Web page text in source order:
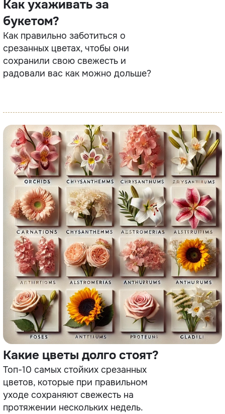
Как ухаживать за
букетом?
Как правильно заботиться о
срезанных цветах, чтобы они
сохранили свою свежесть и
радовали вас как можно дольше?
Какие цветы долго стоят?
Топ-10 самых стойких срезанных
цветов, которые при правильном
уходе сохраняют свежесть на
протяжении нескольких недель.